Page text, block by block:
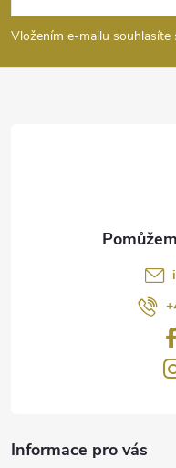
p
a
Vložením e-mailu souhlasíte
Informace pro vás